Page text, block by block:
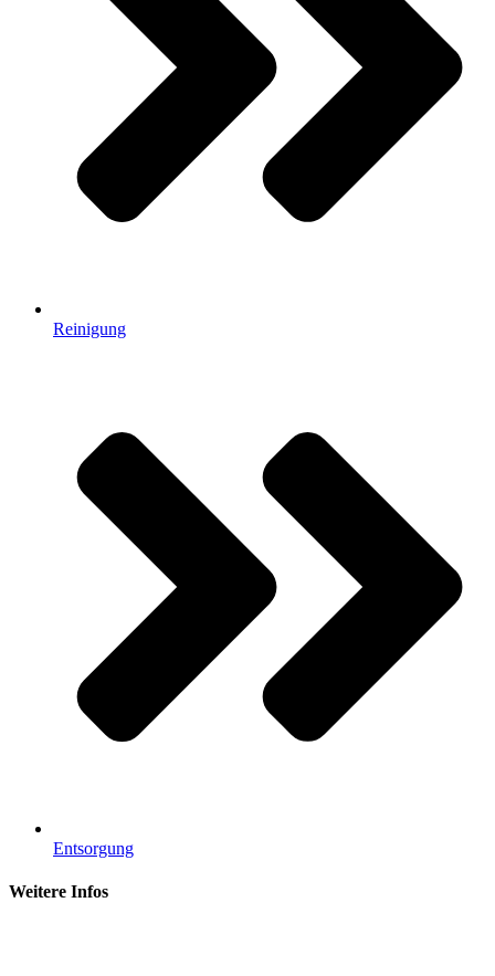
Reinigung
Entsorgung
Weitere Infos